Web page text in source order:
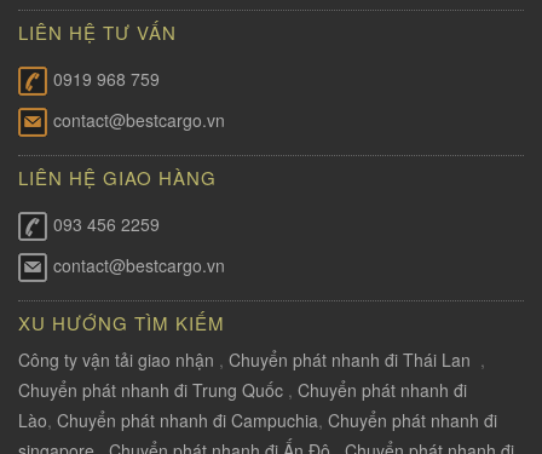
LIÊN HỆ TƯ VẤN
0919 968 759
contact@bestcargo.vn
LIÊN HỆ GIAO HÀNG
093 456 2259
contact@bestcargo.vn
XU HƯỚNG TÌM KIẾM
Công ty vận tải giao nhận , Chuyển phát nhanh đi Thái Lan ,
Chuyển phát nhanh đi Trung Quốc , Chuyển phát nhanh đi
Lào, Chuyển phát nhanh đi Campuchia, Chuyển phát nhanh đi